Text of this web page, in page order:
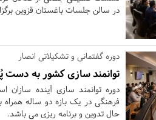
در سالن جلسات باغستان قزوین
دوره گفتمانی و تشکیلاتی انصار
توانمند سازی کشور به دست
دوره توانمند سازی آینده سازان
فرهنگی در یک بازه دو ساله
حال تدوین و برنامه ریزی می باشد.